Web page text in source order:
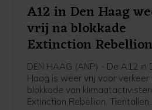
A12 in Den Haag
vrij na blokkade
Extinction Rebellion
DEN HAAG (ANP) - De A12 in
Haag is weer vrij voor verkeer
blokkade van
Extinction Rebellion. Tientallen